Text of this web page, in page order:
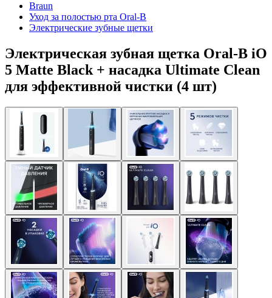
Braun
Уход за полостью рта Oral-B
Электрические зубные щетки
Электрическая зубная щетка Oral-B iO
5 Matte Black + насадка Ultimate Clean
для эффективной чистки (4 шт)